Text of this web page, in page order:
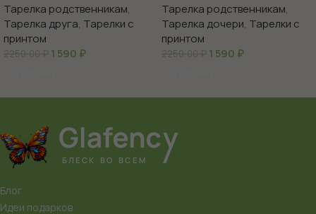
Тарелка родственникам,
Тарелка друга, Тарелки с
принтом
2250,00₽ 1 590 ₽
Тарелка родственникам,
Тарелка дочери, Тарелки с
принтом
2250,00₽ 1 590 ₽
Блог
Идеи подарков